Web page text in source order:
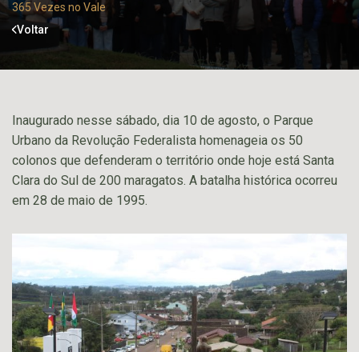
365 Vezes no Vale
Voltar
Inaugurado nesse sábado, dia 10 de agosto, o Parque
Urbano da Revolução Federalista homenageia os 50
colonos que defenderam o território onde hoje está Santa
Clara do Sul de 200 maragatos. A batalha histórica ocorreu
em 28 de maio de 1995.